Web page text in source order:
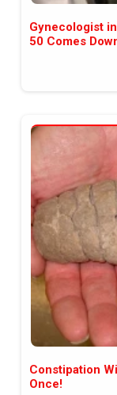
Gynecologist
50 Comes
Constipation
Once!